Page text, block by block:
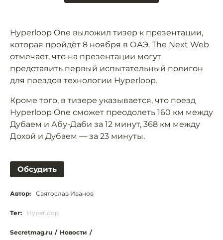
Hyperloop One выложил тизер к презентации,
которая пройдёт 8 ноября в ОАЭ. The Next Web
отмечает, что на презентации могут
представить первый испытательный полигон
для поездов технологии Hyperloop.
Кроме того, в тизере указывается, что поезд
Hyperloop One сможет преодолеть 160 км между
Дубаем и Абу-Даби за 12 минут, 368 км между
Дохой и Дубаем — за 23 минуты.
Обсудить
Автор: Святослав Иванов
Тег: Hyperloop
Secretmag.ru / Новости /